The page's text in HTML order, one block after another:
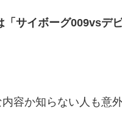
「サイボーグ009vsデビ
容か知らない人も意